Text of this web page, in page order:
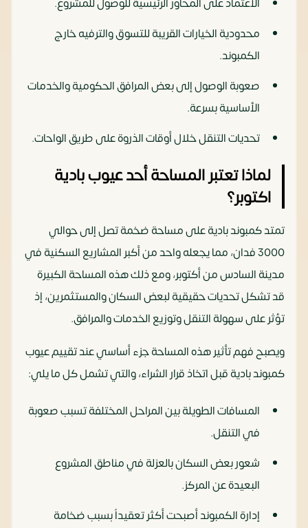
الاعتماد على المحاور الرئيسية للوصول للمشروع.
محدودية الخيارات القريبة للتسوق والترفيه خارج
الكمبوند.
صعوبة الوصول إلى بعض المرافق الحكومية والخدمات
الأساسية بسرعة.
تحديات التنقل خلال أوقات الذروة على طريق الواحات.
لماذا تعتبر المساحة أحد عيوب بادية
اكتوبر؟
تمتد كمبوند بادية على مساحة ضخمة تصل إلى حوالي
3000 فدان، مما يجعله واحد من أكبر المشاريع السكنية في
مدينة السادس من أكتوبر، ومع ذلك هذه المساحة الكبيرة
قد تشكل تحديات حقيقية لبعض السكان والمستثمرين، إذ
تؤثر على سهولة التنقل وتوزيع الخدمات والمرافق.
ويصبح فهم تأثير هذه المساحة جزء أساسي عند تقييم عيوب
كمبوند بادية قبل اتخاذ قرار الشراء، والتي تشمل كل ما يلي:
المسافات الطويلة بين المراحل المختلفة تسبب صعوبة
في التنقل.
شعور بعض السكان بالعزلة في مناطق المشروع
البعيدة عن المركز.
إدارة الكمبوند أصبحت أكثر تعقيداً بسبب ضخامة